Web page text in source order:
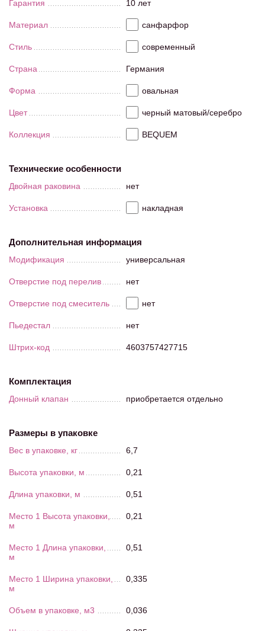
Гарантия 10 лет
Материал санфарфор
Стиль современный
Страна Германия
Форма овальная
Цвет черный матовый/серебро
Коллекция BEQUEM
Технические особенности
Двойная раковина нет
Установка накладная
Дополнительная информация
Модификация универсальная
Отверстие под перелив нет
Отверстие под смеситель нет
Пьедестал нет
Штрих-код 4603757427715
Комплектация
Донный клапан приобретается отдельно
Размеры в упаковке
Вес в упаковке, кг 6,7
Высота упаковки, м 0,21
Длина упаковки, м 0,51
Место 1 Высота упаковки,
м
0,21
Место 1 Длина упаковки,
м
0,51
Место 1 Ширина упаковки,
м
0,335
Объем в упаковке, м3 0,036